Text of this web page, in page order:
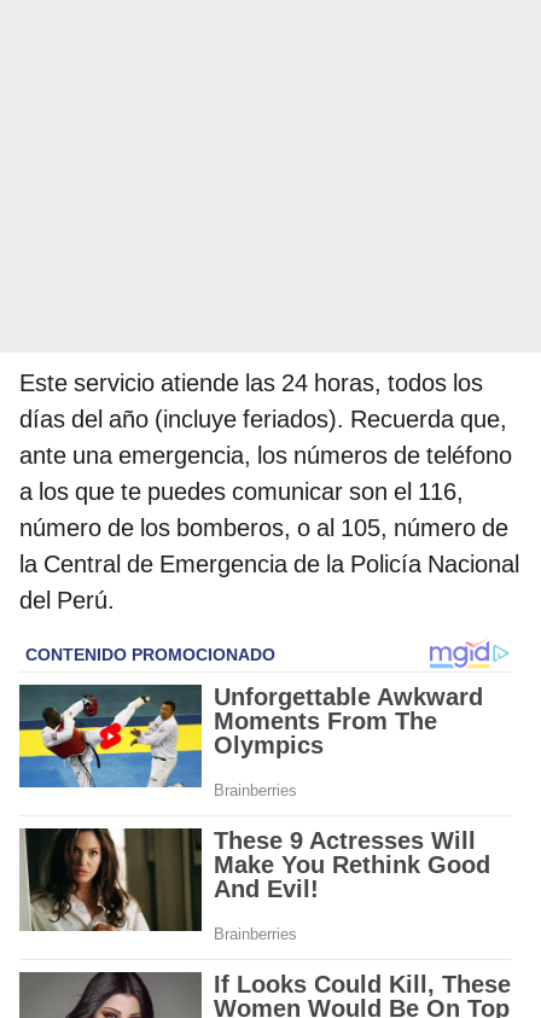
Este servicio atiende las 24 horas, todos los
días del año (incluye feriados). Recuerda que,
ante una emergencia, los números de teléfono
a los que te puedes comunicar son el 116,
número de los bomberos, o al 105, número de
la Central de Emergencia de la Policía Nacional
del Perú.